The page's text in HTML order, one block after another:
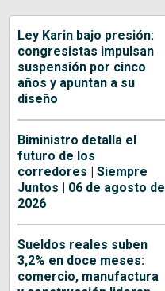
Ley Karin bajo presión:
congresistas impulsan
suspensión por cinco
años y apuntan a su
diseño
Biministro detalla el
futuro de los
corredores | Siempre
Juntos | 06 de agosto de
2026
Sueldos reales suben
3,2% en doce meses:
comercio, manufactura